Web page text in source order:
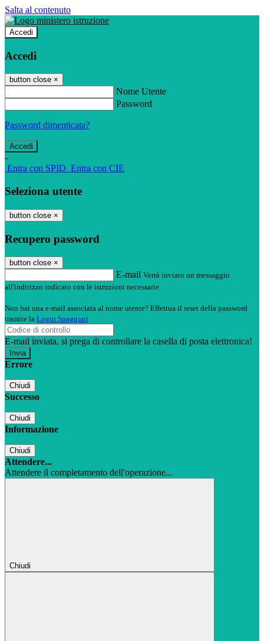
Salta al contenuto
Accedi
Accedi
button close ×
Nome Utente
Password
Password dimenticata?
-
Entra con SPID Entra con CIE
Seleziona utente
button close ×
Recupero password
button close ×
E-mail Verrà inviato un messaggio
all'indirizzo indicato con le istruzioni necessarie.
Non hai una e-mail associata al nome utente? Effettua il reset della password
tramite la Login Spaggiari
E-mail inviata, si prega di controllare la casella di posta elettronica!
Errore
Chiudi
Successo
Chiudi
Informazione
Chiudi
Attendere...
Attendere il completamento dell'operazione...
Chiudi